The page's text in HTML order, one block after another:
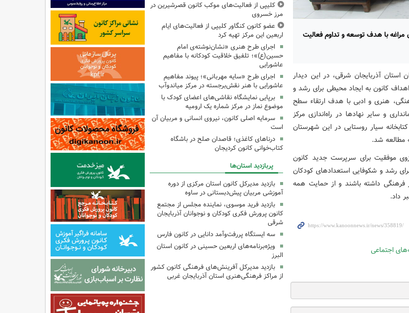
مراغه با هدف توسعه و تداوم فعالیت
استان آذربایجان شرقی، در این دیدار
کانون به ایجاد محیطی برای رشد و
هنری و ادبی با هدف ارتقاء سطح
و سایر نهادها در راه‌اندازی مرکز
کتابخانه سیار روستایی در این شهرستان
مطالعه شد.
موفقیت برای سرپرست جدید کانون
رشد و شکوفایی استعدادهای کودکان
فرهنگی داشته باشند و از حمایت همه
داد.
کلیپی از فعالیت‌های موکب کانون قصرشیرین در
مرز خسروی
عضو کانون کنگاور کلیپی از فعالیت‌های ایام
اربعین این مرکز تهیه کرد
اجرای طرح هنری «نشان‌نوشته‌ی امام
حسین(ع)»؛ تلفیق خلاقیت کودکانه با مفاهیم
عاشورایی
اجرای طرح «سایه مهربانی»؛ پیوند مفاهیم
عاشورایی با هنر نقش‌برجسته در مرکز میاندوآب
برپایی نمایشگاه نقاشی‌های اعضای کودک با
موضوع نماز در مرکز شماره یک ارومیه
سرمایه اصلی کانون، نیروی انسانی و مربیان آن
است
درناهای کاغذی؛ قاصدان صلح در باشگاه
کتاب‌خوانی کانون کردیجان
پربازدید استان‌ها
بازدید مدیرکل کانون استان مرکزی از دوره
آموزشی مربیان پیش‌دبستانی در ساوه
بازدید فرید موسوی، نماینده مجلس از مجتمع
کانون پرورش فکری کودکان و نوجوانان آذربایجان
شرقی
سه ایستگاه پررفت‌وآمد دانایی در کانون فارس
ویژه‌برنامه‌های اربعین حسینی در کانون استان
البرز
بازدید مدیرکل آفرینش‌های فرهنگی کانون کشور
از مراکز فرهنگی‌هنری استان آذربایجان غربی